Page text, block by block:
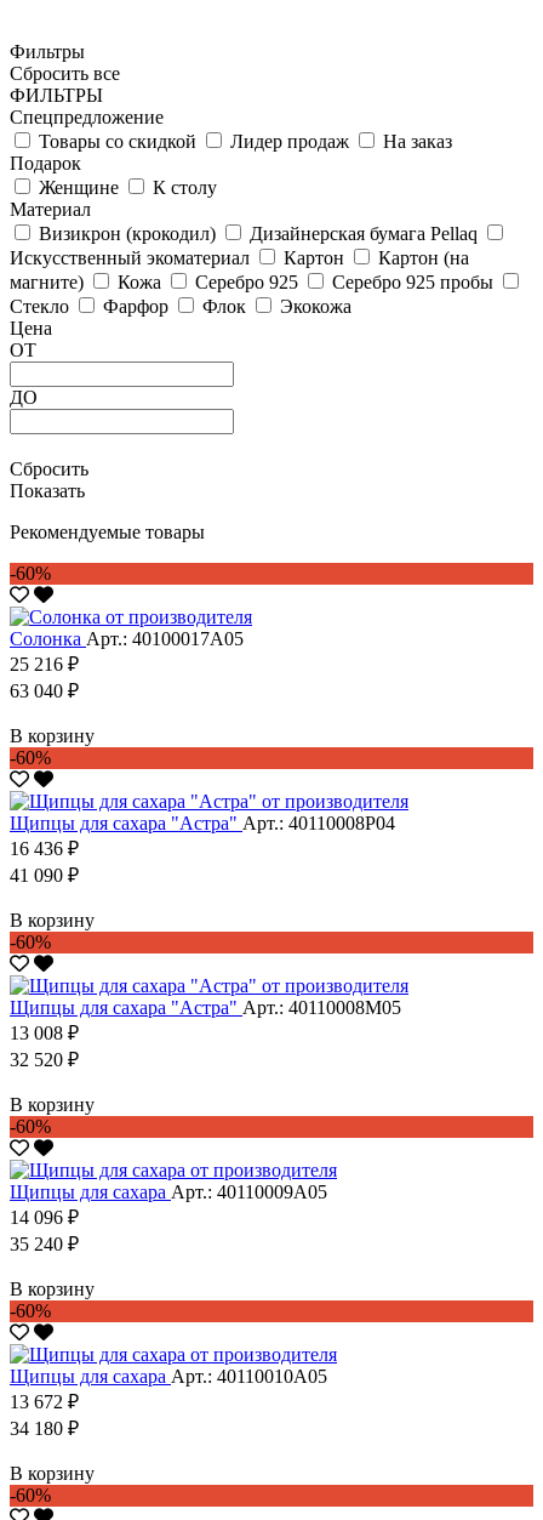
Фильтры
Сбросить все
ФИЛЬТРЫ
Спецпредложение
Товары со скидкой
Лидер продаж
На заказ
Подарок
Женщине
К столу
Материал
Визикрон (крокодил)
Дизайнерская бумага Pellaq
Искусственный экоматериал
Картон
Картон (на
магните)
Кожа Серебро 925
Серебро 925 пробы
Стекло
Фарфор Флок
Экокожа
Цена
ОТ
ДО
Сбросить
Показать
Рекомендуемые товары
-60%
Солонка Арт.: 40100017А05
25 216 ₽
63 040 ₽
В корзину
-60%
Щипцы для сахара "Астра" Арт.: 40110008Р04
16 436 ₽
41 090 ₽
В корзину
-60%
Щипцы для сахара "Астра" Арт.: 40110008М05
13 008 ₽
32 520 ₽
В корзину
-60%
Щипцы для сахара Арт.: 40110009А05
14 096 ₽
35 240 ₽
В корзину
-60%
Щипцы для сахара Арт.: 40110010А05
13 672 ₽
34 180 ₽
В корзину
-60%